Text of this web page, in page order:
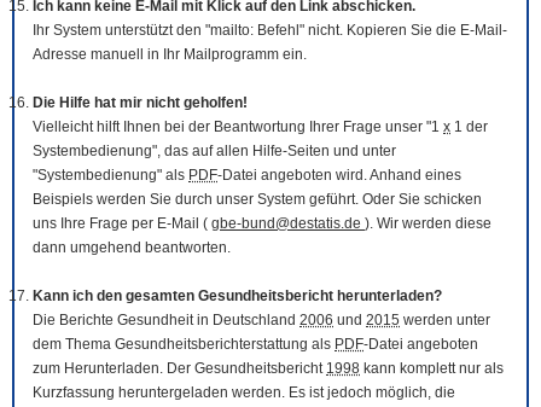
Ich kann keine E-Mail mit Klick auf den Link abschicken.
Ihr System unterstützt den "mailto: Befehl" nicht. Kopieren Sie die E-Mail-
Adresse manuell in Ihr Mailprogramm ein.
Die Hilfe hat mir nicht geholfen!
Vielleicht hilft Ihnen bei der Beantwortung Ihrer Frage unser "1 x 1 der
Systembedienung", das auf allen Hilfe-Seiten und unter
"Systembedienung" als PDF-Datei angeboten wird. Anhand eines
Beispiels werden Sie durch unser System geführt. Oder Sie schicken
uns Ihre Frage per E-Mail ( gbe-bund@destatis.de ). Wir werden diese
dann umgehend beantworten.
Kann ich den gesamten Gesundheitsbericht herunterladen?
Die Berichte Gesundheit in Deutschland 2006 und 2015 werden unter
dem Thema Gesundheitsberichterstattung als PDF-Datei angeboten
zum Herunterladen. Der Gesundheitsbericht 1998 kann komplett nur als
Kurzfassung heruntergeladen werden. Es ist jedoch möglich, die